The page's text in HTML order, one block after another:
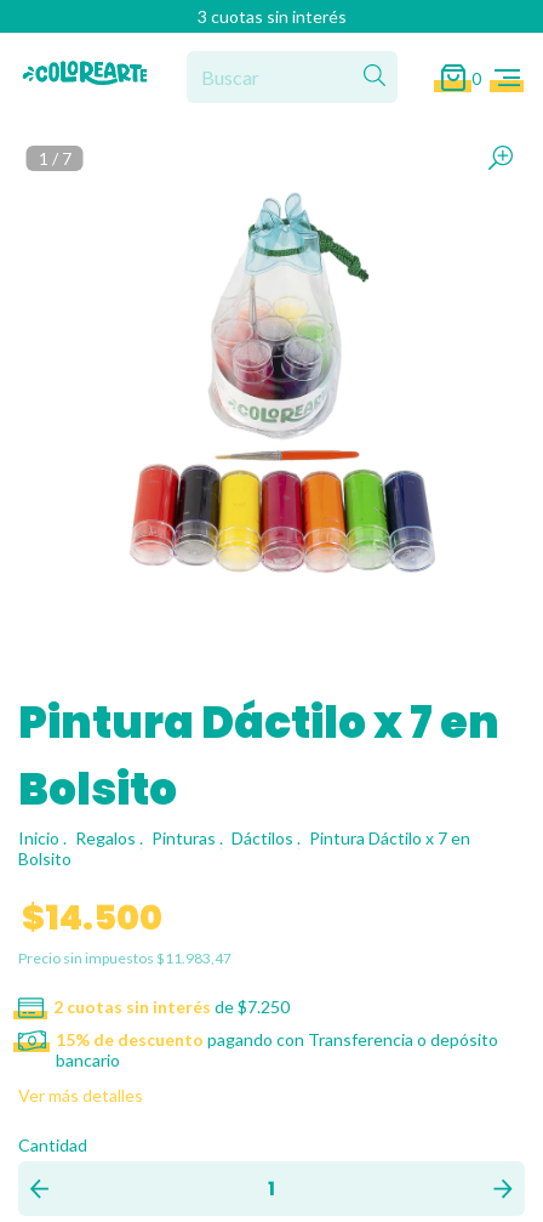
3 cuotas sin interés
0
Pintura Dáctilo x 7 en
Bolsito
Inicio . Regalos . Pinturas . Dáctilos . Pintura Dáctilo x 7 en
Bolsito
$14.500
Precio sin impuestos $11.983,47
2cuotas sin interés de$7.250
15% de descuento pagando con Transferencia o depósito
bancario
Ver más detalles
Cantidad
1 / 7